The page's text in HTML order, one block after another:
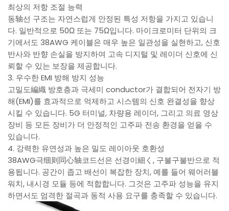
최상의 저항 조절 능력
동轴선 구조는 자연스럽게 안정된 특성 저항을 가지고 있습니
다. 일반적으로 50Ω 또는 75Ω입니다. 마이크로미터 단위의 크
기에서도 38AWG 케이블은 매우 높은 일관성을 실현하고, 신호
반사와 반향 손실을 방지하여 고속 디지털 및 레이더 신호에 신
뢰할 수 있는 보장을 제공합니다.
3. 우수한 EMI 방해 방지 성능
고밀도編織 방호층과 극세미 conductor가 결합되어 전자기 방
해(EMI)를 효과적으로 억제하고 시스템의 신호 완결성을 향상
시킬 수 있습니다. 5G 터미널, 차량용 레이더, 그리고 의료 영상
장비 등 모든 장비가 더 안정적인 고주파 전송 환경을 얻을 수
있습니다.
4. 강력한 유연성과 높은 밀도 레이아웃 호환성
38AWG극细则同心轴코드선은 선경이細く, 구불구불반으로 적
용됩니다. 공간이 좁고 배선이 복잡한 장치, 예를 들어 웨어러블
워치, 내시경 모듈 등에 적합합니다. 그것은 고주파 성능을 유지
하면서도 엄격한 절곡과 동적 사용 요구를 충족할 수 있습니다.